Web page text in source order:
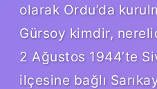
olarak Ordu’da
Gürsoy kimdir,
2 Ağustos 1944’te
ilçesine bağlı